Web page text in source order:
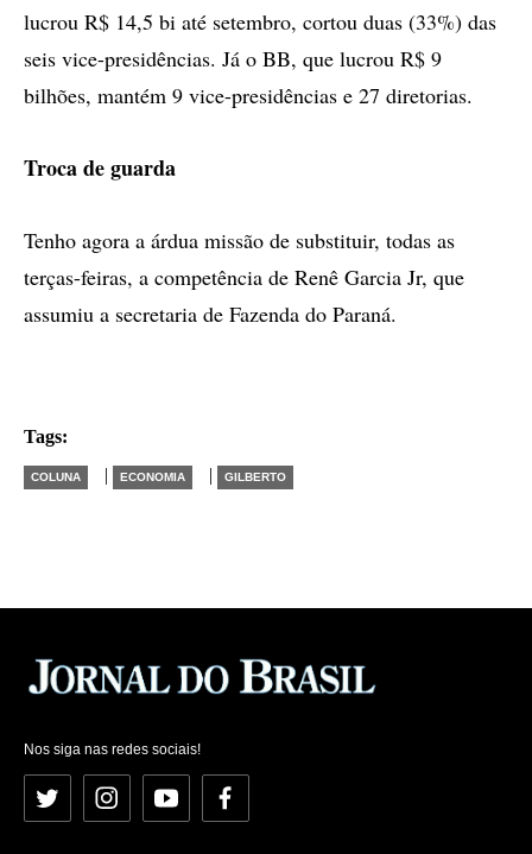
lucrou R$ 14,5 bi até setembro, cortou duas (33%) das
seis vice-presidências. Já o BB, que lucrou R$ 9
bilhões, mantém 9 vice-presidências e 27 diretorias.
Troca de guarda
Tenho agora a árdua missão de substituir, todas as
terças-feiras, a competência de Renê Garcia Jr, que
assumiu a secretaria de Fazenda do Paraná.
Tags:
COLUNA | ECONOMIA | GILBERTO
Nos siga nas redes sociais!
Twitter InstagramYouTubeFacebook